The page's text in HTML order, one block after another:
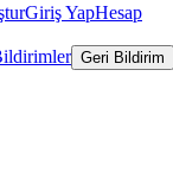
Giriş YapHesap
Geri Bildirim